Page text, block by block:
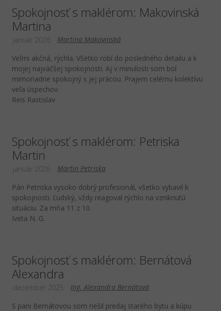
Spokojnosť s maklérom: Makovinská
Martina
Martina Makovinská
január 2026
Veľmi akčná, rýchla. Všetko robí do posledného detailu a k
mojej najväčšej spokojnosti. Aj v minulosti som bol
mimoriadne spokojný s jej prácou. Prajem celému kolektívu
veľa úspechov.
Reis Rastislav
Spokojnosť s maklérom: Petriska
Martin
Martin Petriska
január 2026
Pán Petriska vysoko dobrý profesionál, všetko vybavil k
spokojnosti. Ľudský, vždy reagoval rýchlo na vzniknutú
situáciu. Za mňa 11 z 10.
Iveta N. G.
Spokojnosť s maklérom: Bernátová
Alexandra
Ing. Alexandra Bernátová
december 2025
S pani Bernátovou som riešil predaj starého bytu a kúpu